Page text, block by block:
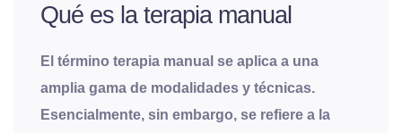
Qué es la terapia manual
El término terapia manual se aplica a una
amplia gama de modalidades y técnicas.
Esencialmente, sin embargo, se refiere a la